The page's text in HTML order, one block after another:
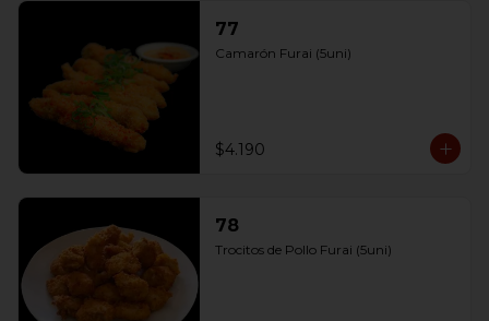
77
Camarón Furai (5uni)
$4.190
78
Trocitos de Pollo Furai (5uni)